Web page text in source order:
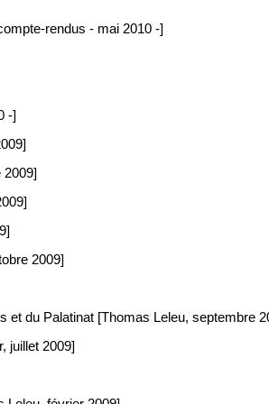
rendus - mai 2010 -]
-]
2009]
2009]
et du Palatinat [Thomas Leleu, septembre
juillet 2009]